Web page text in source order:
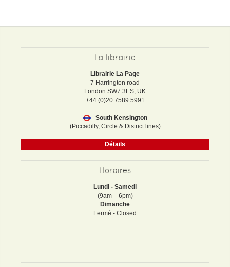
La librairie
Librairie La Page
7 Harrington road
London SW7 3ES, UK
+44 (0)20 7589 5991
South Kensington
(Piccadilly, Circle & District lines)
Détails
Horaires
Lundi - Samedi
(9am – 6pm)
Dimanche
Fermé - Closed